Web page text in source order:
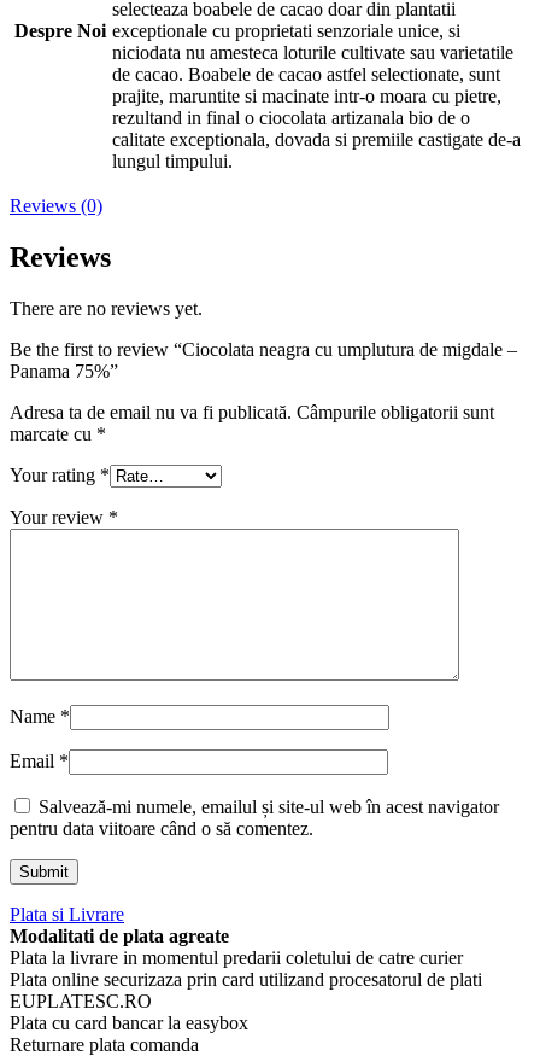
Despre Noi
selecteaza boabele de cacao doar din plantatii
exceptionale cu proprietati senzoriale unice, si
niciodata nu amesteca loturile cultivate sau varietatile
de cacao. Boabele de cacao astfel selectionate, sunt
prajite, maruntite si macinate intr-o moara cu pietre,
rezultand in final o ciocolata artizanala bio de o
calitate exceptionala, dovada si premiile castigate de-a
lungul timpului.
Reviews (0)
Reviews
There are no reviews yet.
Be the first to review “Ciocolata neagra cu umplutura de migdale –
Panama 75%”
Adresa ta de email nu va fi publicată. Câmpurile obligatorii sunt
marcate cu *
Your rating *
Your review *
Name *
Email *
Salvează-mi numele, emailul și site-ul web în acest navigator
pentru data viitoare când o să comentez.
Plata si Livrare
Modalitati de plata agreate
Plata la livrare in momentul predarii coletului de catre curier
Plata online securizaza prin card utilizand procesatorul de plati
EUPLATESC.RO
Plata cu card bancar la easybox
Returnare plata comanda